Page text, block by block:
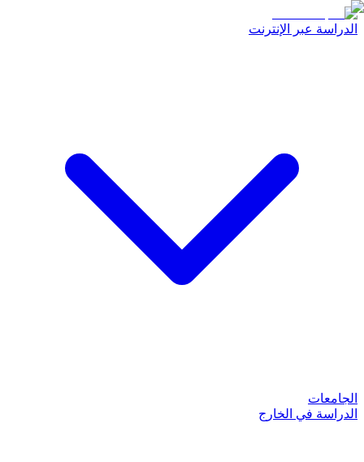
الدراسة عبر الإنترنت
الجامعات
الدراسة في الخارج